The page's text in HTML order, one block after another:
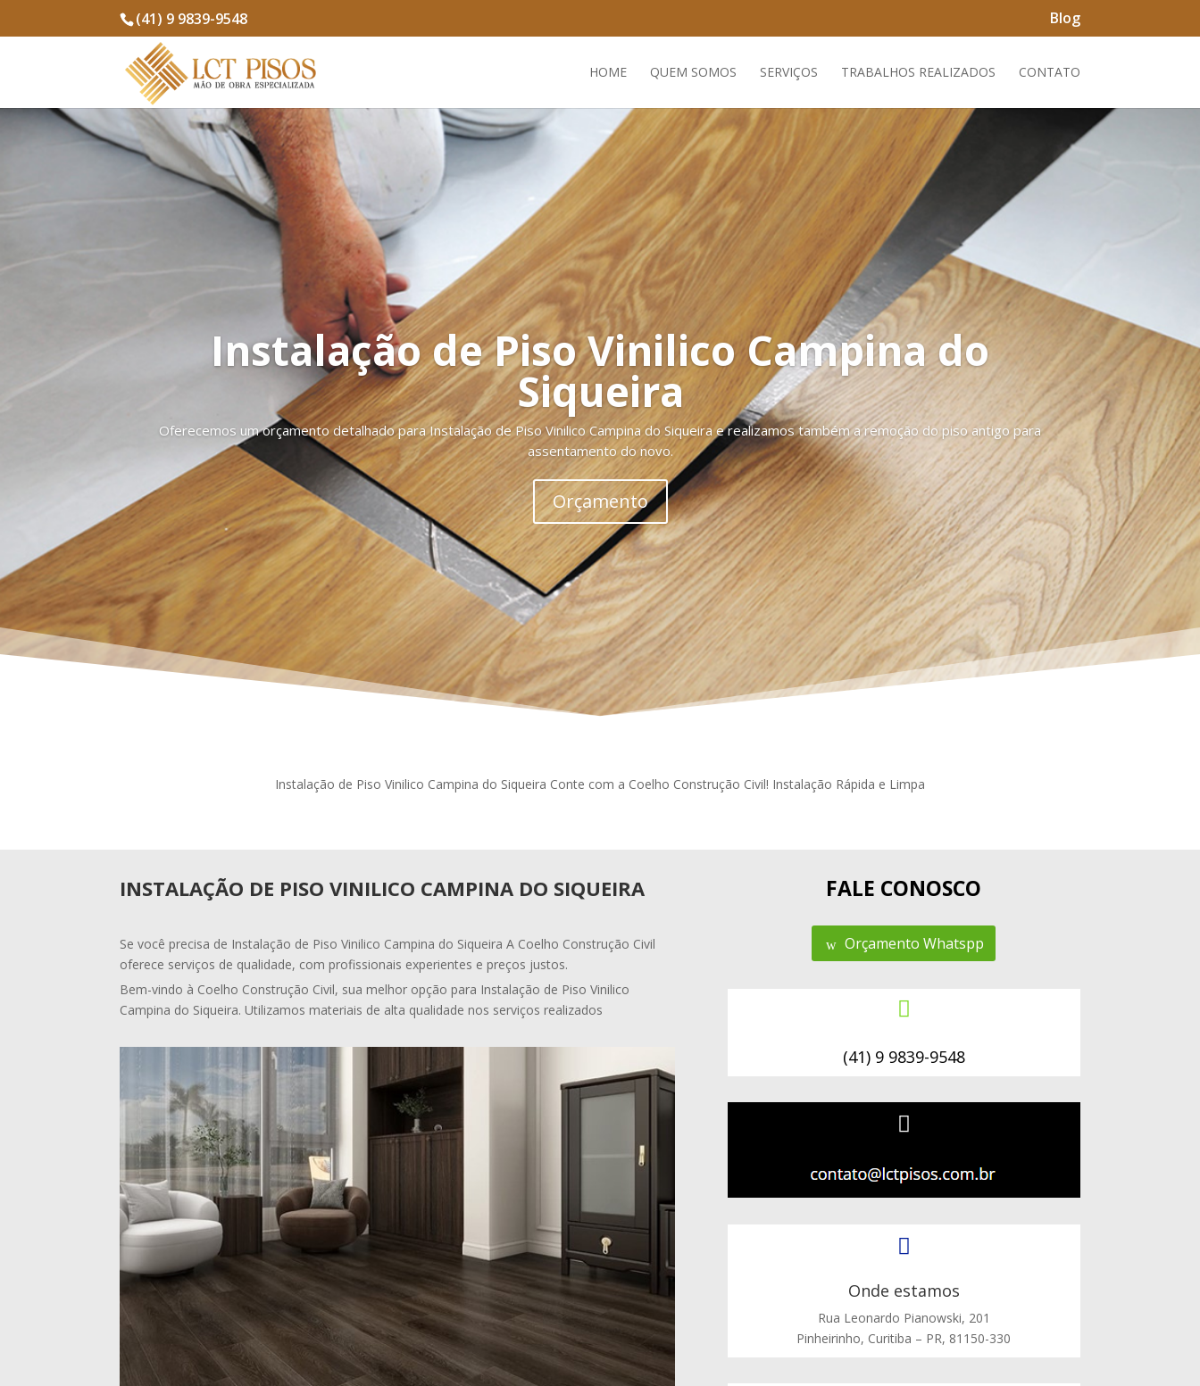
(41) 9 9839-9548 Blog
HOME QUEM SOMOS SERVIÇOS TRABALHOS REALIZADOS CONTATO
Instalação de Piso Vinilico Campina do
Siqueira
Oferecemos um orçamento detalhado para Instalação de Piso Vinilico Campina do Siqueira e realizamos também a remoção do piso antigo para
assentamento do novo.
Orçamento
Instalação de Piso Vinilico Campina do Siqueira Conte com a Coelho Construção Civil! Instalação Rápida e Limpa
INSTALAÇÃO DE PISO VINILICO CAMPINA DO SIQUEIRA
Se você precisa de Instalação de Piso Vinilico Campina do Siqueira A Coelho Construção Civil
oferece serviços de qualidade, com profissionais experientes e preços justos.
Bem-vindo à Coelho Construção Civil, sua melhor opção para Instalação de Piso Vinilico
Campina do Siqueira. Utilizamos materiais de alta qualidade nos serviços realizados
FALE CONOSCO
Orçamento Whatspp

(41) 9 9839-9548


Onde estamos
Rua Leonardo Pianowski, 201
Pinheirinho, Curitiba – PR, 81150-330